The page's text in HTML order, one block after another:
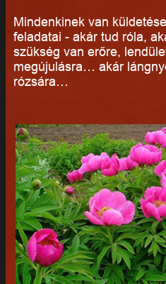
Mindenkinek van
feladatai - akár tud róla,
szükség van erőre,
megújulásra… akár
rózsára…